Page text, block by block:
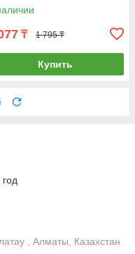
₸ 1 795 ₸
Купить
, Алматы, Казахстан